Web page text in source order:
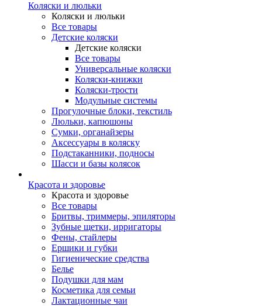
Коляски и люльки
Коляски и люльки
Все товары
Детские коляски
Детские коляски
Все товары
Универсальные коляски
Коляски-книжки
Коляски-трости
Модульные системы
Прогулочные блоки, текстиль
Люльки, капюшоны
Сумки, органайзеры
Аксессуары в коляску
Подстаканники, подносы
Шасси и базы колясок
Красота и здоровье
Красота и здоровье
Все товары
Бритвы, триммеры, эпиляторы
Зубные щетки, ирригаторы
Фены, стайлеры
Ершики и губки
Гигиенические средства
Белье
Подушки для мам
Косметика для семьи
Лактационные чаи